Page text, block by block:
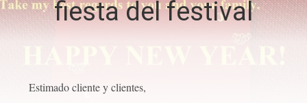
CONTROL
CALIDAD
fiesta del festival
Estimado cliente y clientes,